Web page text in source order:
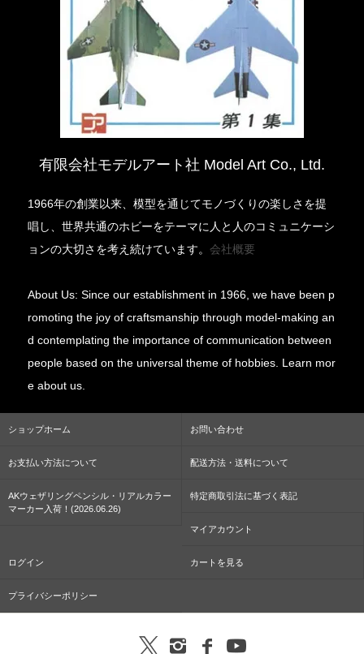
有限会社モデルアート社 Model Art Co., Ltd.
1966年の創業以来、模型を通じてモノづくりの楽しさを提
唱し、世界共通のホビーをテーマに人と人のコミュニケーシ
ョンの大切さを考え続けています。会社概要
About Us: Since our establishment in 1966, we have been p
romoting the joy of craftsmanship through model-making an
d contemplating the importance of communication between
people based on the universal theme of hobbies. Learn mor
e about us.
ショップホーム お問い合わせ
お支払い方法について 配送方法・送料について
AKウェザリングペンシル・リアルカラー
マーカー入荷！(2026.06.26)
特定商取引法に基づく表記
マイアカウント
ログイン カートを見る
プライバシーポリシー